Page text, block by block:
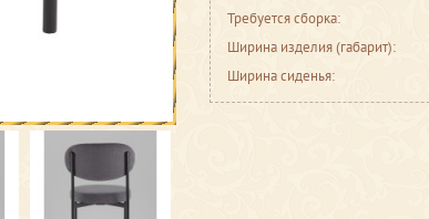
Требуется сборка:
Ширина изделия (габарит):
Ширина сиденья: